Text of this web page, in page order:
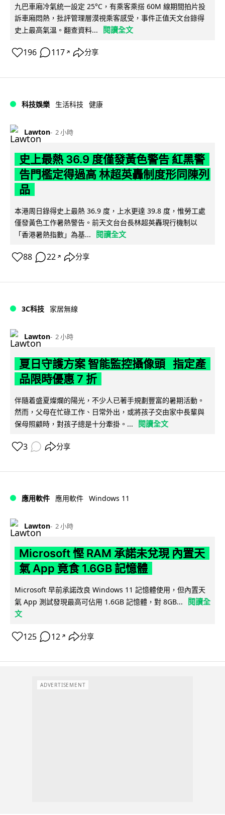
九巴車廂冷氣統一設定 25°C，有乘客乘搭 60M 線期間拍片投
訴車廂悶熱，批評管理層漠視乘客感受，事件正值天文台錄得
史上最高氣溫。翻查資料...
閱讀全文
196 117 ↗ 分享
科技娛樂 生活科技 健康
Lawton 2 小時
史上最熱 36.9 度僅發黃色警告 紅黑警
告門檻定得過高 林超英轟制度形同陳列
品
本港周日錄得史上最熱 36.9 度，上水更達 39.8 度，惟勞工處
僅發黃色工作暑熱警告。前天文台台長林超英轟現行機制以
「香港暑熱指數」為基...
閱讀全文
88 22 ↗ 分享
3C科技 家居無線
Lawton 2 小時
夏日守護方案 智能監控攝像頭 指定產
品限時優惠 7 折
伴隨着盛夏燦爛的陽光，不少人已著手規劃豐富的暑期活動。
然而，父母在忙碌工作、日常外出，或將孩子交由家中長輩與
保母照顧時，對孩子總是十分牽掛。...
閱讀全文
3 分享
應用軟件 應用軟件 Windows 11
Lawton 2 小時
Microsoft 慳 RAM 承諾未兌現 內置天
氣 App 竟食 1.6GB 記憶體
Microsoft 早前承諾改良 Windows 11 記憶體使用，但內置天
氣 App 測試發現最高可佔用 1.6GB 記憶體，對 8GB...
閱讀全
文
125 12 ↗ 分享
ADVERTISEMENT